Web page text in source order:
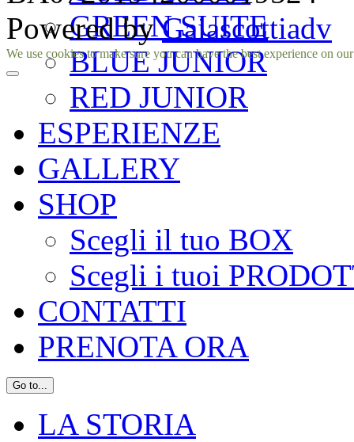
GREEN SUITE
BLUE JUNIOR
RED JUNIOR
ESPERIENZE
GALLERY
SHOP
Scegli il tuo BOX
Scegli i tuoi
CONTATTI
PRENOTA ORA
Go to...
LA STORIA
Powered byGaiascottiadv
Facebook
Instagram
We use cookies to make sure you can have the best experience on